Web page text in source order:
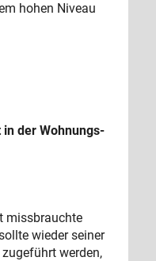
hohen Niveau
der Wohnungs-
missbrauchte
wieder seiner
werden,